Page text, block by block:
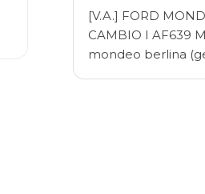
[V.A.] FORD
CAMBIO I AF639
mondeo berlina